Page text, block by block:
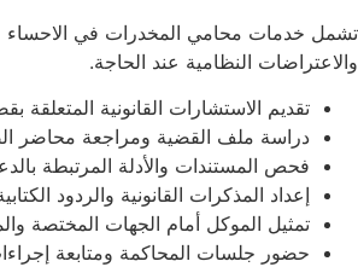
تشمل خدمات محامي المخدرات في الاحساء
والاعتراضات النظامية عند الحاجة.
تقديم الاستشارات القانونية المتعلقة
دراسة ملف القضية ومراجعة محاضر
فحص المستندات والأدلة المرتبطة
إعداد المذكرات القانونية والردود
تمثيل الموكل أمام الجهات المختصة
حضور جلسات المحاكمة ومتابعة